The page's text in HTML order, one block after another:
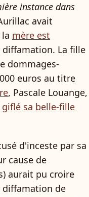
instance dans
avait
mère est
diffamation. La fille
dommages-
euros au titre
, Pascale Louange,
giflé sa belle-fille
d'inceste par sa
cause de
aurait pu croire
diffamation de